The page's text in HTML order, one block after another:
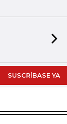
SUSCRÍBASE YA